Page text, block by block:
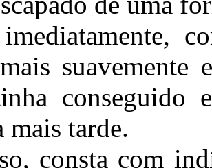
suavemente
conseguido
mais tarde.
consta com